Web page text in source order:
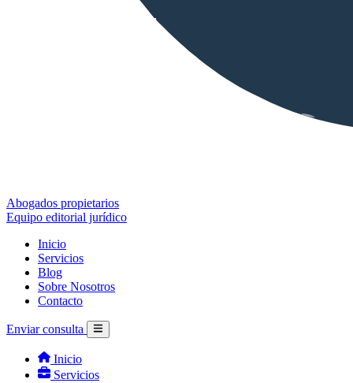
Abogados propietarios
Equipo editorial jurídico
Inicio
Servicios
Blog
Sobre Nosotros
Contacto
Enviar consulta
Inicio
Servicios